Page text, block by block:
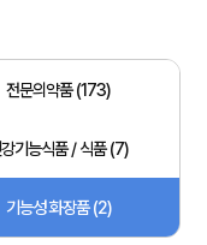
전문의약품 (173)
기능식품 / 식품 (7)
기능성 화장품 (2)